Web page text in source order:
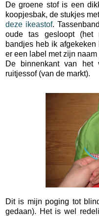
De groene stof is een
koopjesbak, de stukjes
deze ikeastof.
oude tas gesloopt (het
bandjes heb ik
er een label met zijn
De binnenkant van
ruitjessof (van de markt).
Dit is mijn poging tot
gedaan). Het is wel